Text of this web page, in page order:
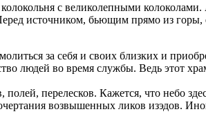
с великолепными
источником, бьющим прямо из
за себя и своих близких и
людей во время службы. Ведь этот
перелесков. Кажется, что небо
возвышенных ликов изэдов.